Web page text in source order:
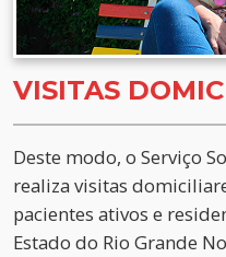
VISITAS
Deste modo, o Serviço
realiza visitas
pacientes ativos e
Estado do Rio Grande